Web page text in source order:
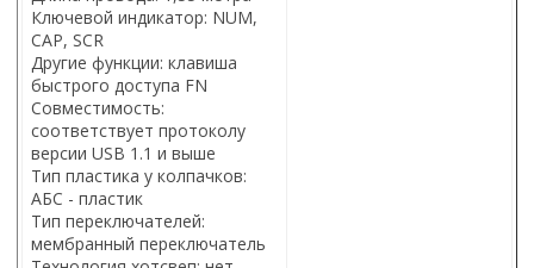
Ключевой индикатор: NUM,
CAP, SCR
Другие функции: клавиша
быстрого доступа FN
Совместимость:
соответствует протоколу
версии USB 1.1 и выше
Тип пластика у колпачков:
АБС - пластик
Тип переключателей:
мембранный переключатель